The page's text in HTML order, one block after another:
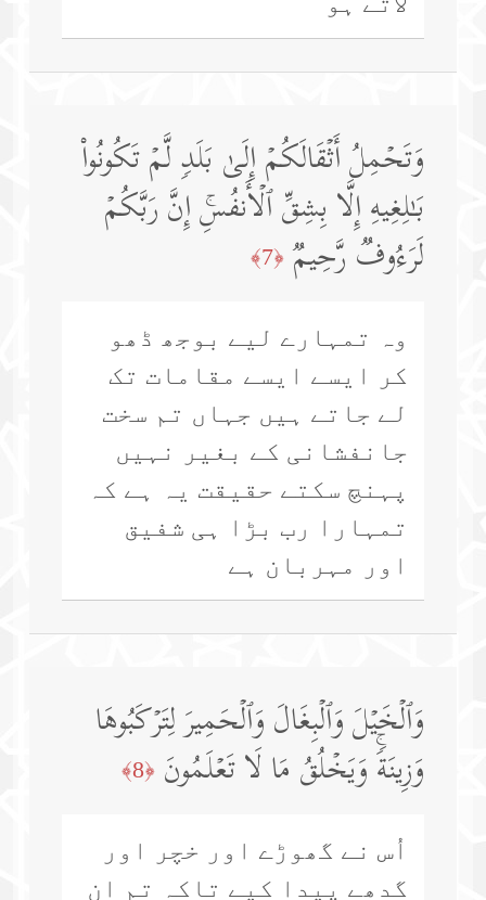
وَتَحۡمِلُ أَثۡقَالَكُمۡ إِلَىٰ بَلَدࣲ لَّمۡ تَكُونُوا۟
بَـٰلِغِیهِ إِلَّا بِشِقِّ ٱلۡأَنفُسِۚ إِنَّ رَبَّكُمۡ
لَرَءُوفࣱ رَّحِیمࣱ ﴿7﴾
وہ تمہارے لیے بوجھ ڈھو
کر ایسے ایسے مقامات تک
لے جاتے ہیں جہاں تم سخت
جانفشانی کے بغیر نہیں
پہنچ سکتے حقیقت یہ ہے کہ
تمہارا رب بڑا ہی شفیق
اور مہربان ہے
وَٱلۡخَیۡلَ وَٱلۡبِغَالَ وَٱلۡحَمِیرَ لِتَرۡكَبُوهَا
وَزِینَةࣰۚ وَیَخۡلُقُ مَا لَا تَعۡلَمُونَ ﴿8﴾
اُس نے گھوڑے اور خچر اور
گدھے پیدا کیے تاکہ تم ان